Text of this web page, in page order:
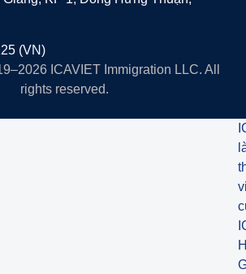
(VN)
ICAVIET Immigration LLC. All
rights reserved.